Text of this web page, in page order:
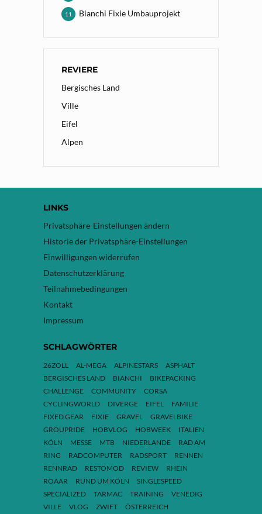
Bianchi Fixie Umbauprojekt
11
REVIERE
Bergisches Land
Ville
Eifel
Alpen
LINKS
Privatsphäre-Einstellungen ändern
Historie der Privatsphäre-Einstellungen
Einwilligungen widerrufen
Datenschutzerklärung
Teilnahmebedingungen
Kontakt
Impressum
SCHLAGWÖRTER
26ZOLL AL-MEGA ALPINESTARS
ASPHALT
BERGISCHES LAND
BIANCHI
BIKEPACKING
CHALLENGE
COMMUNITY
CORSA
CYCLINGWORLD
DIVERGE EIFEL
FAMILIE
FIXED GEAR
FIXIE GRAVEL
GRAVELBIKE
GROUPRIDE
HOBVLOG HOBWEEK
ITALIEN
KÖLN
MESSE MTB NIEDERLANDE
RAD AM
RING
RADCOMPUTER RADSPORT
RENNEN
RENNRAD
RESTOMOD REVIEW
RHEIN
ROAAR
RUND UM KÖLN
SINGLESPEED
SPECIALIZED
TARMAC TRAINING
VENEDIG
VILLE
VLOG ZWIFT ÖSTERREICH